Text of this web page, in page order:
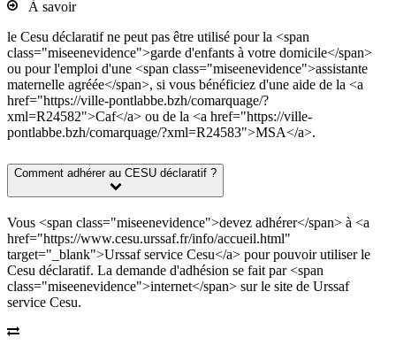
À savoir
le Cesu déclaratif ne peut pas être utilisé pour la <span
class="miseenevidence">garde d'enfants à votre domicile</span>
ou pour l'emploi d'une <span class="miseenevidence">assistante
maternelle agréée</span>, si vous bénéficiez d'une aide de la <a
href="https://ville-pontlabbe.bzh/comarquage/?
xml=R24582">Caf</a> ou de la <a href="https://ville-
pontlabbe.bzh/comarquage/?xml=R24583">MSA</a>.
Comment adhérer au CESU déclaratif ?
Vous <span class="miseenevidence">devez adhérer</span> à <a
href="https://www.cesu.urssaf.fr/info/accueil.html"
target="_blank">Urssaf service Cesu</a> pour pouvoir utiliser le
Cesu déclaratif. La demande d'adhésion se fait par <span
class="miseenevidence">internet</span> sur le site de Urssaf
service Cesu.